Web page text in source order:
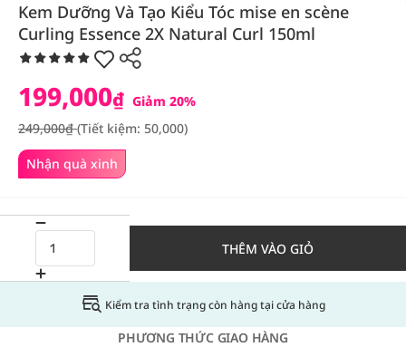
Kem Dưỡng Và Tạo Kiểu Tóc mise en scène
Curling Essence 2X Natural Curl 150ml
Nhận quà xinh
199,000₫ Giảm 20%
249,000₫(Tiết kiệm: 50,000)
THÊM VÀO GIỎ
Kiểm tra tình trạng còn hàng tại cửa hàng
PHƯƠNG THỨC GIAO HÀNG